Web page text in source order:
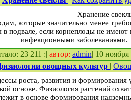
Хранение
которые значительно менее
подвале, если корнеплоды не
инфекционными заболеваниями.
23 211 :| автор: admin| 10 ноября
овощных культур |
роста, развития и формирования
основе. Физиология растений
в основе формирования